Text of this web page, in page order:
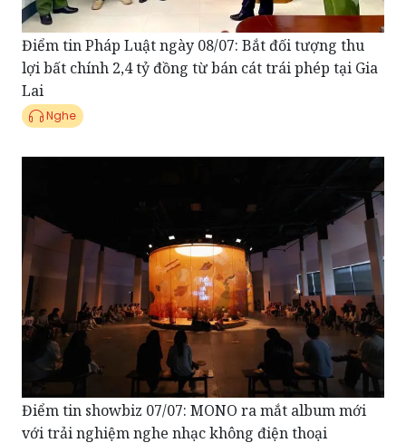
lợi bất chính 2,4 tỷ đồng từ bán cát trái phép tại Gia
Lai
Nghe
Điểm tin showbiz 07/07: MONO ra mắt album mới
với trải nghiệm nghe nhạc không điện thoại
Nghe